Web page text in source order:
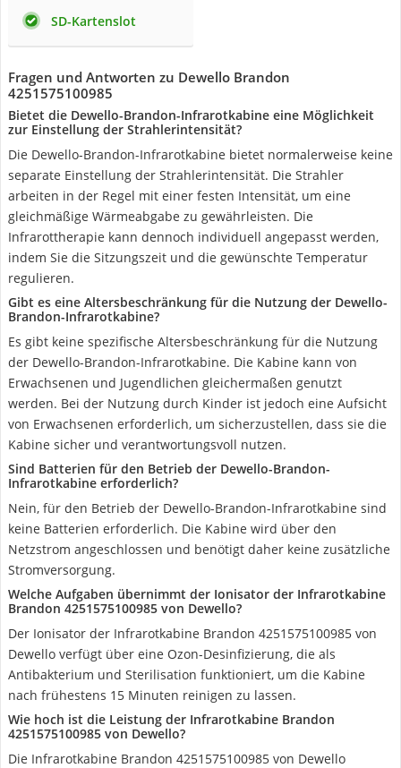
SD-Kartenslot
Fragen und Antworten zu Dewello Brandon
4251575100985
Bietet die Dewello-Brandon-Infrarotkabine eine Möglichkeit
zur Einstellung der Strahlerintensität?
Die Dewello-Brandon-Infrarotkabine bietet normalerweise keine
separate Einstellung der Strahlerintensität. Die Strahler
arbeiten in der Regel mit einer festen Intensität, um eine
gleichmäßige Wärmeabgabe zu gewährleisten. Die
Infrarottherapie kann dennoch individuell angepasst werden,
indem Sie die Sitzungszeit und die gewünschte Temperatur
regulieren.
Gibt es eine Altersbeschränkung für die Nutzung der Dewello-
Brandon-Infrarotkabine?
Es gibt keine spezifische Altersbeschränkung für die Nutzung
der Dewello-Brandon-Infrarotkabine. Die Kabine kann von
Erwachsenen und Jugendlichen gleichermaßen genutzt
werden. Bei der Nutzung durch Kinder ist jedoch eine Aufsicht
von Erwachsenen erforderlich, um sicherzustellen, dass sie die
Kabine sicher und verantwortungsvoll nutzen.
Sind Batterien für den Betrieb der Dewello-Brandon-
Infrarotkabine erforderlich?
Nein, für den Betrieb der Dewello-Brandon-Infrarotkabine sind
keine Batterien erforderlich. Die Kabine wird über den
Netzstrom angeschlossen und benötigt daher keine zusätzliche
Stromversorgung.
Welche Aufgaben übernimmt der Ionisator der Infrarotkabine
Brandon 4251575100985 von Dewello?
Der Ionisator der Infrarotkabine Brandon 4251575100985 von
Dewello verfügt über eine Ozon-Desinfizierung, die als
Antibakterium und Sterilisation funktioniert, um die Kabine
nach frühestens 15 Minuten reinigen zu lassen.
Wie hoch ist die Leistung der Infrarotkabine Brandon
‎4251575100985 von Dewello?
Die Infrarotkabine Brandon ‎4251575100985 von Dewello